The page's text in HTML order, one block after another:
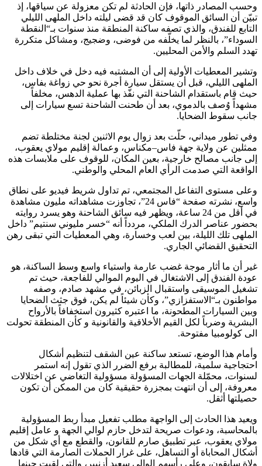
وحسب المصادر ذاتها، فإن الحادثة لم تكن معزولة عن سياقها، إذ
تبيّن أن السائق الموقوف كان قد قضى ليلته داخل الملهى الليلي
التابع للفندق، والذي تصفه ساكنة المنطقة منذ سنوات بـ“النقطة
السوداء”، بالنظر لما يخلّفه من فوضى، وضجيج، ومشاكل متكررة
تهدد السلم والأمن المحليين.
وتشير المعطيات الأولية إلى أن المشتبه فيه دخل في خلاف داخل
الملهى الليلي، قبل أن يستقل سيارة أجرة نحو حي زواغة بفاس،
حيث قام باستقدام الشاحنة التي نفّذ بها عملية الدهس، مخلفاً
مشهداً وُصف بالدموي، بعد أن طحنت الشاحنة تسع سيارات إلى
جانب سقوط الضحايا.
وفي تطور ميداني، حلّت بعد زوال يوم الاثنين لجنة مختلطة تضم
ممثلين عن ولاية جهة فاس–مكناس، وعمالة إقليم مولاي يعقوب،
إلى جانب مصالح خارجية، بعين المكان، للوقوف على ملابسات هذه
الواقعة التي صدمت الرأي العام المحلي والوطني.
وعلى مستوى التفاعل المجتمعي، تم تداول شريط فيديو على نطاق
واسع، نشرته صفحة “فاس 24”، تجاوزت مشاهداته مليون مشاهدة
في أقل من 24 ساعة، ويظهر فيه سائق الشاحنة وهو يسرد روايته
بحضور عناصر الدرك الملكي، مردداً أنه “خسر مليوني سنتيم” داخل
الملهى تلك الليلة، بين لعب وخسارة، وهي المعطيات التي تبقى رهن
التحقيق القضائي الجاري.
غير أن ما أثار موجة غضب عارمة واستياء واسع وسط الساكنة، هو
عودة الفندق إلى الاشتغال في اليوم الموالي للفاجعة، حيث تم
تشغيل الموسيقى واستقبال الزبائن، في مشهد صادم، وصفه
مواطنون بـ“الاستفزازي”، وكأن شيئاً لم يكن، فوق جثث الضحايا
وبين السيارات المطحونة، ما اعتبره كثيرون استخفافاً بالأرواح
البشرية وضرباً لكل القيم الأخلاقية والقانونية و كأن المنطقة تحولت
الى كولومبيا مفتوحة.
وأمام هذا الوضع، تستعد ساكنة عين الشقف لتنظيم أشكال
احتجاجية سلمية، للمطالبة برفع الضرر الذي تقول إنه استمر
لسنوات، محمّلة الجهات المسؤولة مسؤولية التغاضي عن اختلالات
معروفة، إلى أن انتهت بمجزرة حقيقية كان من الممكن أن تكون
حصيلتها أثقل.
ويعيد هذا الحادث إلى الواجهة مطلب تفعيل مبدأ ربط المسؤولية
بالمحاسبة، ودعوات صريحة لتدخل حازم لوالي الجهة و عامل إقليم
مولاي يعقوب، عبر تطبيق صارم للقانون، والقطع مع أي شكل من
أشكال المحاباة أو التساهل، على غرار الحملات الصارمة التي قادها
ولاة سابقون، وعلى رأسهم الوالي سعيد أزنيبر، والتي لقيت حينها